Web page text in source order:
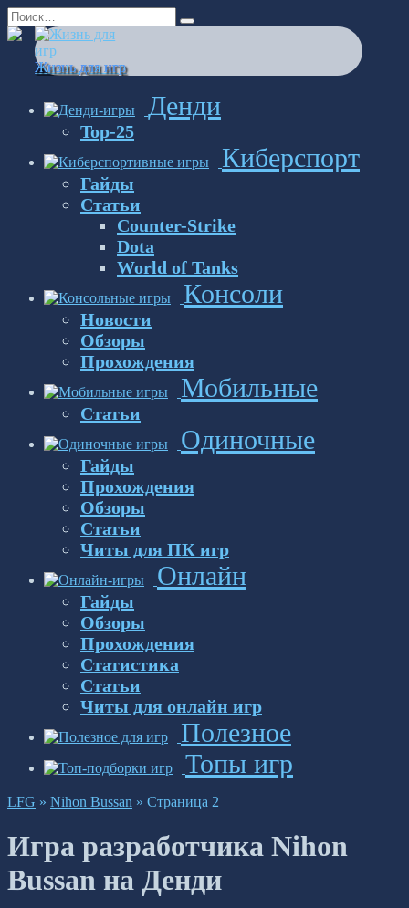
Перейти
к
содержанию
Search
for:
Жизнь для игр
Денди
Top-25
Киберспорт
Гайды
Статьи
Counter-Strike
Dota
World of Tanks
Консоли
Новости
Обзоры
Прохождения
Мобильные
Статьи
Одиночные
Гайды
Прохождения
Обзоры
Статьи
Читы для ПК игр
Онлайн
Гайды
Обзоры
Прохождения
Статистика
Статьи
Читы для онлайн игр
Полезное
Топы игр
LFG » Nihon Bussan » Страница 2
Игра разработчика Nihon
Bussan на Денди